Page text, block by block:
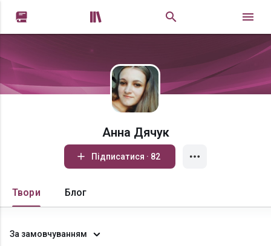
 
Анна Дячук
Підписатися · 82
Твори Блог
За замовчуванням